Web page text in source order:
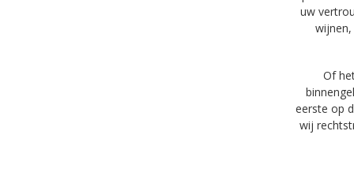
uw
Of
eerste op
wij